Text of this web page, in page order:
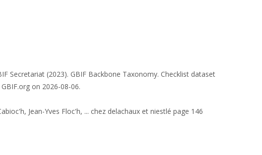
Secretariat (2023). GBIF Backbone Taxonomy. Checklist dataset
on 2026-08-06.
Jean-Yves Floc'h, ... chez delachaux et niestlé page 146